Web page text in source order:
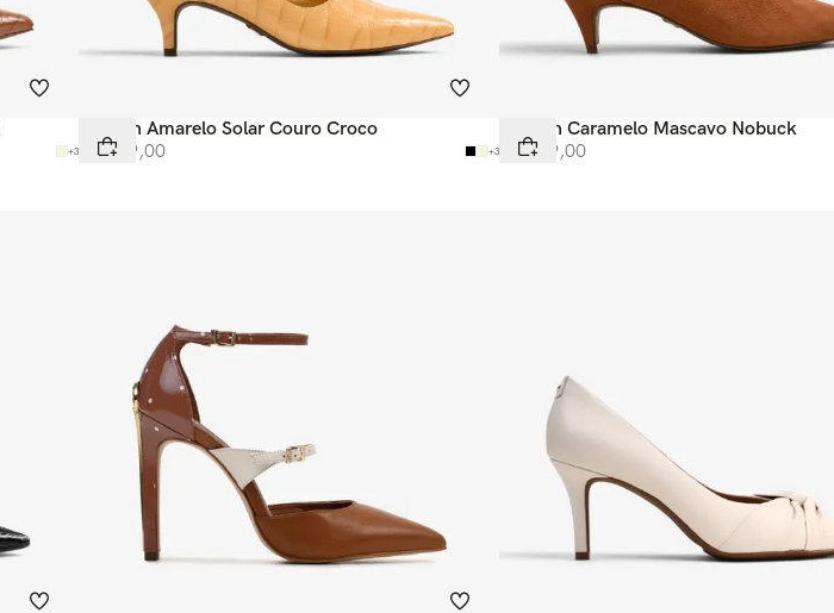
+3
Scarpin Amarelo Solar Couro Croco
R$ 569,00 +3
Scarpin Caramelo Mascavo Nobuck
R$ 599,00